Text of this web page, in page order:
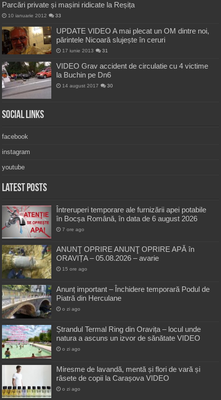
Parcări private și mașini ridicate la Reșița
10 ianuarie 2012 33
UPDATE VIDEO A mai plecat un OM dintre noi,
părintele Nicoară slujește în ceruri
17 iunie 2013 31
VIDEO Grav accident de circulatie cu 4 victime
la Buchin pe Dn6
14 august 2017 30
Social Links
facebook
instagram
youtube
Latest Posts
Întreruperi temporare ale furnizării apei potabile
în Bocșa Română, în data de 6 august 2026
7 ore ago
ANUNŢ OPRIRE ANUNŢ OPRIRE APĂ în
ORAVIȚA – 05.08.2026 – avarie
15 ore ago
Anunț important – Închidere temporară Podul de
Piatră din Herculane
o zi ago
Ștrandul Termal Ring din Oravița – locul unde
natura a ascuns un izvor de sănătate VIDEO
o zi ago
Miresme de lavandă, mentă și flori de vară și
râsete de copii la Carașova VIDEO
o zi ago